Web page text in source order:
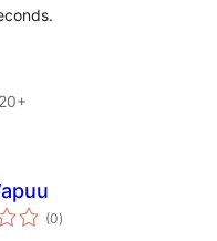
(0個
の)